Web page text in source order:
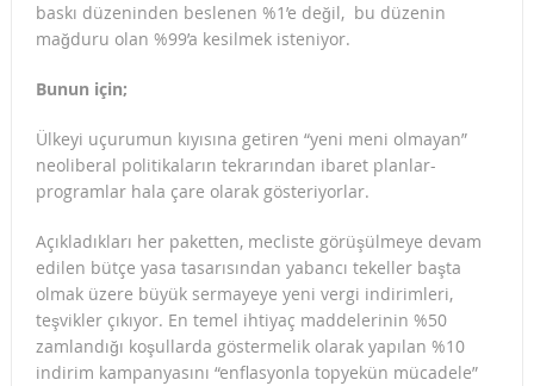
baskı düzeninden beslenen %1’e değil, bu düzenin
mağduru olan %99’a kesilmek isteniyor.
Bunun için;
Ülkeyi uçurumun kıyısına getiren “yeni meni olmayan”
neoliberal politikaların tekrarından ibaret planlar-
programlar hala çare olarak gösteriyorlar.
Açıkladıkları her paketten, mecliste görüşülmeye devam
edilen bütçe yasa tasarısından yabancı tekeller başta
olmak üzere büyük sermayeye yeni vergi indirimleri,
teşvikler çıkıyor. En temel ihtiyaç maddelerinin %50
zamlandığı koşullarda göstermelik olarak yapılan %10
indirim kampanyasını “enflasyonla topyekün mücadele”